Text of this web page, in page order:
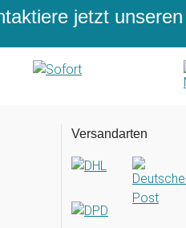
jetzt unseren
Versandarten